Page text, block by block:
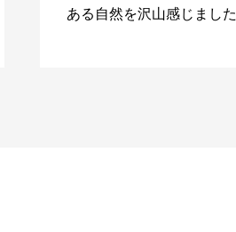
ある自然を沢山感じました